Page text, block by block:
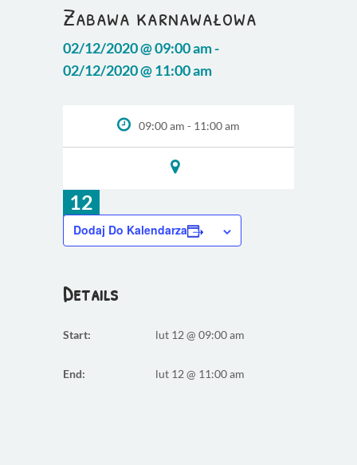
Zabawa karnawałowa
02/12/2020 @ 09:00 am -
02/12/2020 @ 11:00 am
12
lut
09:00 am - 11:00 am
Dodaj Do Kalendarza
Details
Start: lut 12 @ 09:00 am
End: lut 12 @ 11:00 am